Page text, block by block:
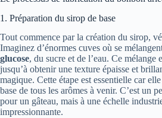
1. Préparation du sirop de base
Tout commence par la création du sirop,
Imaginez d’énormes cuves où se
glucose, du sucre et de l’eau. Ce mélange
jusqu’à obtenir une texture épaisse et
magique. Cette étape est essentielle car
base de tous les arômes à venir. C’est un
pour un gâteau, mais à une échelle
impressionnante.